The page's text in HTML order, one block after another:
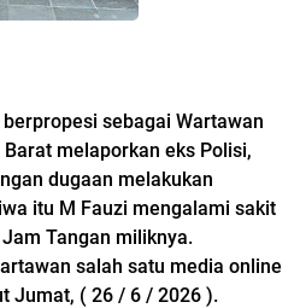
sebagai Wartawan
melaporkan eks Polisi,
dugaan melakukan
itu M Fauzi mengalami sakit
Tangan miliknya.
salah satu media online
Jumat, ( 26 / 6 / 2026 ).